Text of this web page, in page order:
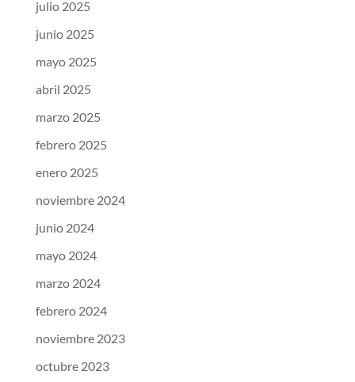
julio 2025
junio 2025
mayo 2025
abril 2025
marzo 2025
febrero 2025
enero 2025
noviembre 2024
junio 2024
mayo 2024
marzo 2024
febrero 2024
noviembre 2023
octubre 2023